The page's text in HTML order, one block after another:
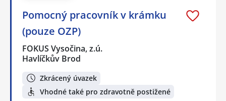
Pomocný pracovník v krámku
(pouze OZP)
FOKUS Vysočina, z.ú.
Havlíčkův Brod
Zkrácený úvazek
Vhodné také pro zdravotně postižené